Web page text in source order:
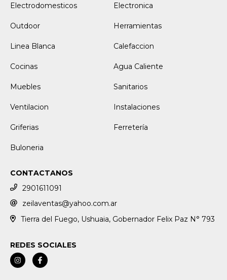
Electrodomesticos
Electronica
Outdoor Herramientas
Linea Blanca Calefaccion
Cocinas Agua Caliente
Muebles Sanitarios
Ventilacion Instalaciones
Griferias Ferretería
Buloneria
CONTACTANOS
2901611091
zeilaventas@yahoo.com.ar
Tierra del Fuego, Ushuaia, Gobernador Felix Paz N° 793
REDES SOCIALES